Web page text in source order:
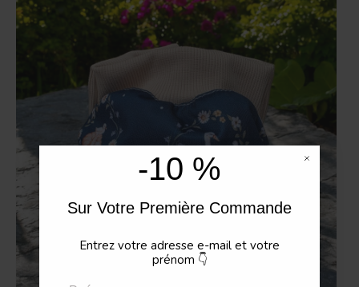
-10 %
Sur Votre Première Commande
Entrez votre adresse e-mail et votre
prénom 👇